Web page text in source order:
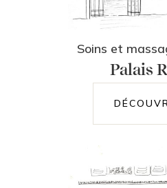
Palais
Soins et